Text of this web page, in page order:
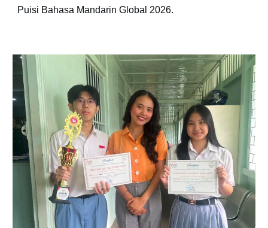
Puisi Bahasa Mandarin Global 2026.